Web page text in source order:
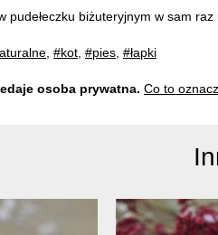
pudełeczku biżuteryjnym w sam
#kot #pies #łapki
osoba prywatna. Co to